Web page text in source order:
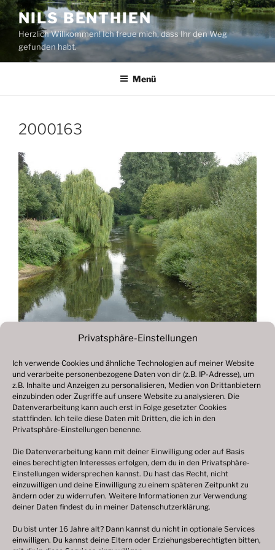
Privatsphäre-Einstellungen
Ich verwende Cookies und ähnliche Technologien auf meiner Website
und verarbeite personenbezogene Daten von dir (z.B. IP-Adresse), um
z.B. Inhalte und Anzeigen zu personalisieren, Medien von Drittanbietern
einzubinden oder Zugriffe auf unsere Website zu analysieren. Die
Datenverarbeitung kann auch erst in Folge gesetzter Cookies
stattfinden. Ich teile diese Daten mit Dritten, die ich in den
Privatsphäre-Einstellungen benenne.
Die Datenverarbeitung kann mit deiner Einwilligung oder auf Basis
eines berechtigten Interesses erfolgen, dem du in den Privatsphäre-
Einstellungen widersprechen kannst. Du hast das Recht, nicht
einzuwilligen und deine Einwilligung zu einem späteren Zeitpunkt zu
ändern oder zu widerrufen. Weitere Informationen zur Verwendung
deiner Daten findest du in meiner Datenschutzerklärung.
Du bist unter 16 Jahre alt? Dann kannst du nicht in optionale Services
einwilligen. Du kannst deine Eltern oder Erziehungsberechtigten bitten,
Zum
Inhalt
springen
NILS BENTHIEN
Herzlich Willkommen! Ich freue mich, dass Ihr den Weg
gefunden habt.
Menü
2000163
Beitragsnavigation
Vorheriger
Beitrag
Fotogalerie 2020
© 2003 – 2025 nilsbenthien.de,Datenschutzerklärung
|Cookie-Richtlinie EU|Impressum